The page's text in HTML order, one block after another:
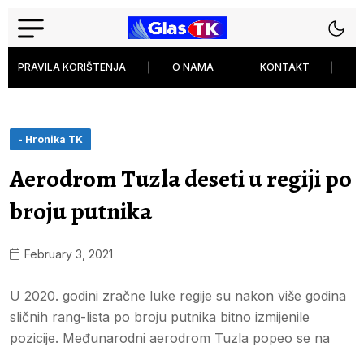
PRAVILA KORIŠTENJA O NAMA KONTAKT
- Hronika TK
Aerodrom Tuzla deseti u regiji po
broju putnika
February 3, 2021
U 2020. godini zračne luke regije su nakon više godina
sličnih rang-lista po broju putnika bitno izmijenile
pozicije. Međunarodni aerodrom Tuzla popeo se na